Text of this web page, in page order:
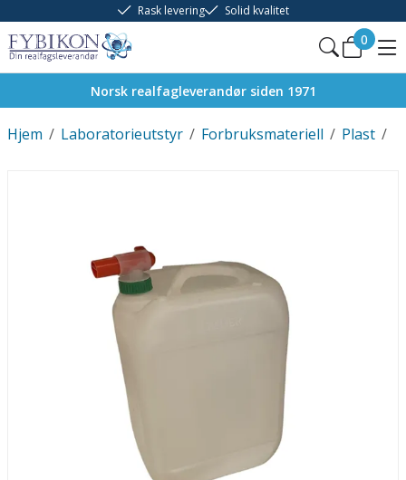
Rask levering Solid kvalitet
0
Norsk realfagleverandør siden 1971
/
Hjem /
Laboratorieutstyr /
Forbruksmateriell /
Plast